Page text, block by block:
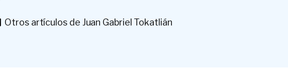
Otros artículos de Juan Gabriel Tokatlián